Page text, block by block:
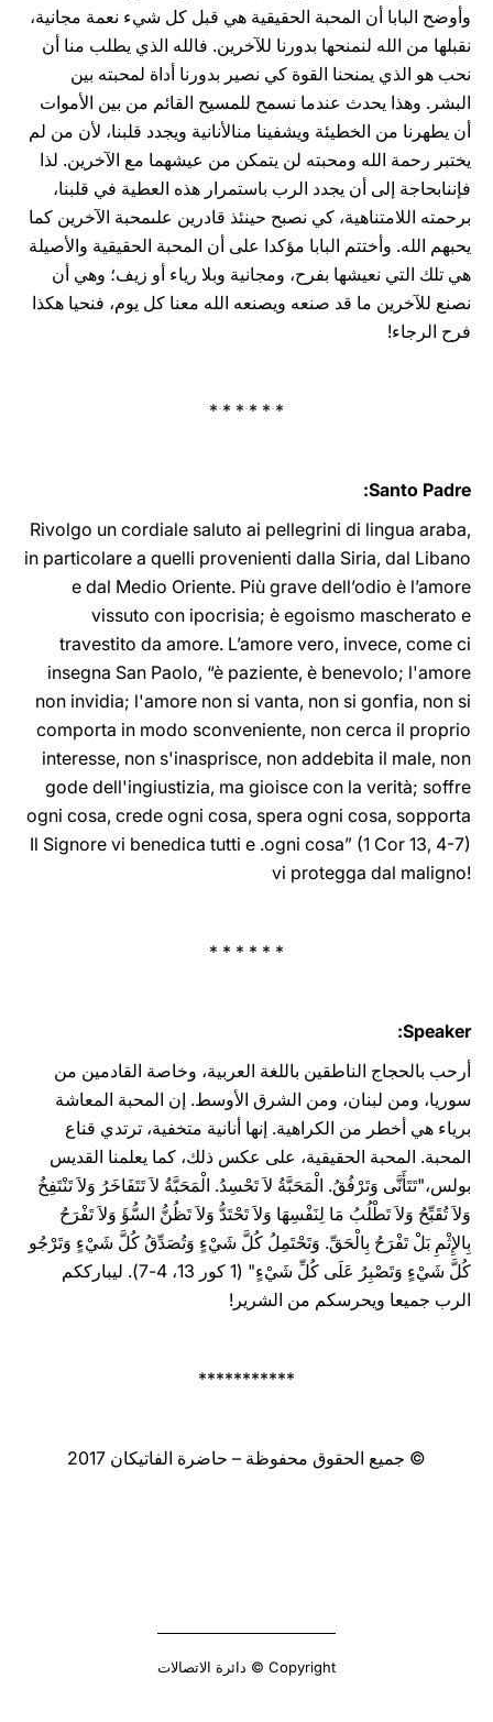
‏وأوضح البابا أن المحبة الحقيقية هي قبل كل شيء نعمة ‏مجانية،‏
نقبلها ‏من الله لنمنحها بدورنا للآخرين. فالله الذي يطلب منا أن
‏نحب هو الذي يمنحنا القوة كي نصير ‏بدورنا أداة لمحبته ‏بين
البشر. وهذا يحدث عندما نسمح للمسيح القائم من بين الأموات
أن ‏يطهرنا من الخطيئة ‏ويشفينا من‏‎‎الأنانية و‏يجدد قلبنا، لأن من لم
يختبر رحمة الله ومحبته لن يتمكن من عيشهما مع الآخرين. لذا
‏‏فإننا‎‎بحاجة إلى أن يجدد ‏الرب باستمرار هذه العطية في قلبنا،
برحمته اللامتناهية، كي نصبح حينئذ قادرين ‏على‎‎محبة الآخرين ‏كما
يحبهم ‏الله. وأختتم البابا مؤكدا على أن المحبة الحقيقية والأصيلة
هي تلك التي نعيشها ‏بفرح،‏ ومجانية وبلا رياء أو زيف؛ ‏‏وهي أن
نصنع للآخرين ما قد صنعه ويصنعه الله معنا كل يوم، فنحيا هكذا
‏فرح الرجاء!‏
‏* * * * * *
Santo Padre:
Rivolgo un cordiale saluto ai pellegrini di lingua ‎araba,
‎in ‎‎‎particolare a quelli provenienti dalla Siria, dal Libano
e dal Medio Oriente. Più grave dell’odio è l’amore
vissuto con ipocrisia; è egoismo mascherato e
travestito da amore. L’amore vero, invece, come ci
insegna San Paolo, “è paziente, è benevolo; l'amore
non invidia; l'amore non si vanta, non si gonfia, non si
comporta in modo sconveniente, non cerca il proprio
interesse, non s'inasprisce, non addebita il male, non
gode dell'ingiustizia, ma gioisce con la verità; soffre
ogni cosa, crede ogni cosa, spera ogni cosa, sopporta
ogni cosa” (1 Cor 13, 4-7). ‏Il ‎Signore vi ‎benedica ‎tutti e
vi protegga ‎dal ‎maligno!‎‎‎‎‎
* * * * * *
Speaker:
أرحب بالحجاج الناطقين باللغة العربية، وخاصة القادمين ‏من
سوريا، ومن لبنان، ومن الشرق الأوسط. إن ‏المحبة المعاشة
برياء ‏هي أخطر من الكراهية. إنها أنانية متخفية، ترتدي قناع
المحبة. المحبة الحقيقية، على ‏عكس ذلك، كما يعلمنا القديس
‏بولس،‏‏"تَتَأَنَّى وَتَرْفُقُ. الْمَحَبَّةُ لاَ تَحْسِدُ. الْمَحَبَّةُ لاَ تَتَفَاخَرُ وَلاَ تَنْتَفِخُ
وَلاَ تُقَبِّحُ وَلاَ تَطْلُبُ مَا لِنَفْسِهَا وَلاَ تَحْتَدُّ وَلاَ تَظُنُّ ‏السُّؤَ وَلاَ ‏تَفْرَحُ
بِالإِثْمِ بَلْ تَفْرَحُ بِالْحَقِّ. وَتَحْتَمِلُ كُلَّ شَيْءٍ وَتُصَدِّقُ كُلَّ شَيْءٍ وَتَرْجُو
كُلَّ شَيْءٍ وَتَصْبِرُ عَلَى كُلِّ ‏شَيْءٍ" (1 كور 13، 4-‏‏7). ‏ليبارككم
الرب ‏جميعا ويحرسكم من الشرير!‏‏‏ ‏‏
***********
© جميع الحقوق محفوظة – حاضرة الفاتيكان 2017
Copyright © دائرة الاتصالات